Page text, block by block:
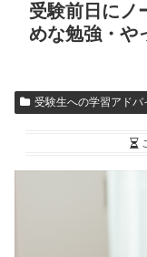
受験前日にノ
めな勉強・や
受験生への学習アドバ